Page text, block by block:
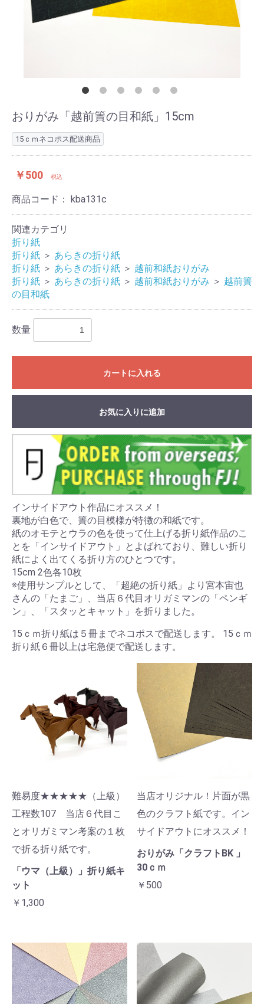
おりがみ「越前簀の目和紙」15cm
15ｃｍネコポス配送商品
￥500 税込
商品コード： kba131c
関連カテゴリ
折り紙
折り紙 ＞ あらきの折り紙
折り紙 ＞ あらきの折り紙 ＞ 越前和紙おりがみ
折り紙 ＞ あらきの折り紙 ＞ 越前和紙おりがみ ＞ 越前簀
の目和紙
数量
カートに入れる
お買い物を続ける カートへ進む
お気に入りに追加
インサイドアウト作品にオススメ！
裏地が白色で、簀の目模様が特徴の和紙です。
紙のオモテとウラの色を使って仕上げる折り紙作品のこ
とを「インサイドアウト」とよばれており、難しい折り
紙によく出てくる折り方のひとつです。
15cm 2色各10枚
※使用サンプルとして、「超絶の折り紙」より宮本宙也
さんの「たまご」、当店６代目オリガミマンの「ペンギ
ン」、「スタッとキャット」を折りました。
15ｃｍ折り紙は５冊までネコポスで配送します。 15ｃｍ
折り紙６冊以上は宅急便で配送します。
難易度★★★★★（上級）
工程数107 当店６代目こ
とオリガミマン考案の１枚
で折る折り紙です。
「ウマ（上級）」折り紙キ
ット
￥1,300
当店オリジナル！片面が黒
色のクラフト紙です。イン
サイドアウトにオススメ！
おりがみ「クラフトBK 」
30ｃｍ
￥500